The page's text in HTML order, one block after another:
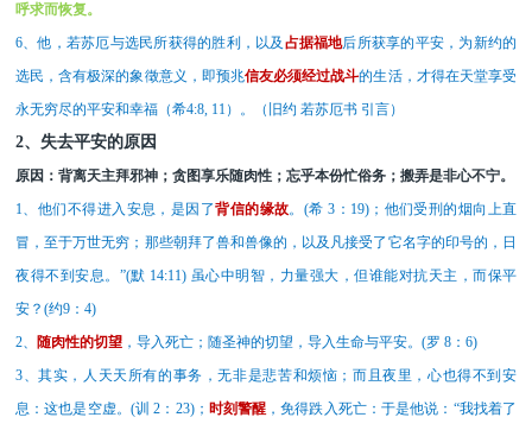
呼求而恢复。
6、他， 若苏厄与选民所获得的胜利，以及 占据福地后所获享的平安，为新约的
选民，含有极深的象徵意义，即预兆信友必须经过战斗的生活，才得在天堂享受
永无穷尽的平安和幸福（希4:8, 11）。 （ 旧约 若苏厄书 引言）
2、失去平安的原因
原因：背离天主拜邪神；贪图享乐随肉性；忘乎本份忙俗务；搬弄是非心不宁。
1、他们不得进入安息，是因了背信的缘故。 (希 3 ： 19) ；他们受刑的烟向上直
冒，至于万世无穷；那些朝拜了兽和兽像的，以及凡接受了它名字的印号的，日
夜得不到安息。 ”(默 14:11) 虽心中明智，力量强大，但谁能对抗天主，而保平
安？ (约9：4)
2、 随肉性的切望 ，导入死亡；随圣神的切望，导入生命与平安。 (罗 8 ： 6)
3、其实，人天天所有的事务，无非是悲苦和烦恼；而且夜里，心也得不到安
息：这也是空虚。 (训 2 ： 23)； 时刻警醒 ，免得跌入死亡：于是他说： “我找着了